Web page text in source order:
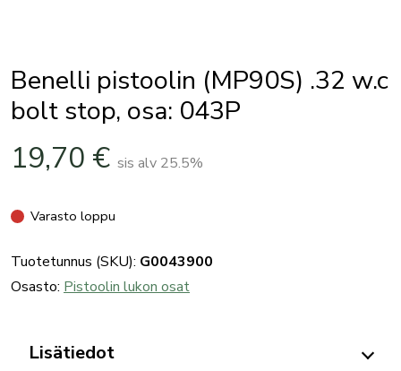
Benelli pistoolin (MP90S) .32 w.c
bolt stop, osa: 043P
19,70 € sis alv 25.5%
Varasto loppu
Tuotetunnus (SKU): G0043900
Osasto: Pistoolin lukon osat
Lisätiedot